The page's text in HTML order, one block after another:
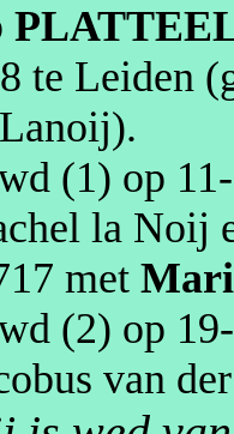
te Leiden
Lanoij).
(1) op
la Noij
met
(2) op
van